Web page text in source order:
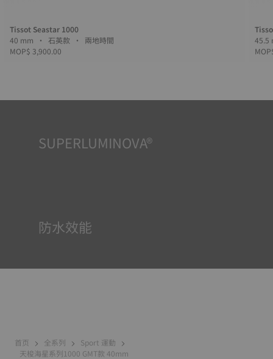
Tissot Seastar 1000
40 mm • 石英款 • 兩地時間
MOP$ 3,900.00
SUPERLUMINOVA®
防水效能
首页 全系列
Sport 運動
天梭海星系列1000 GMT款 40mm